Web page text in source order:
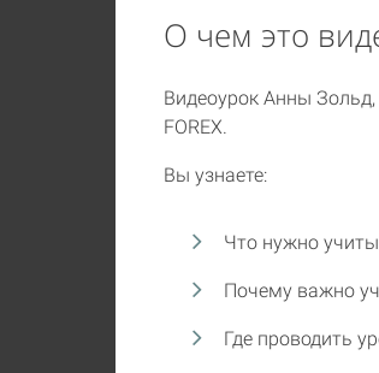
О чем это
Видеоурок Анны
FOREX.
Вы узнаете:
Что нужно
Почему важно
Где проводить